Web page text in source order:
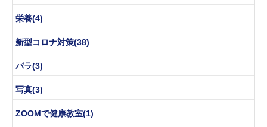
栄養(4)
新型コロナ対策(38)
バラ(3)
写真(3)
ZOOMで健康教室(1)